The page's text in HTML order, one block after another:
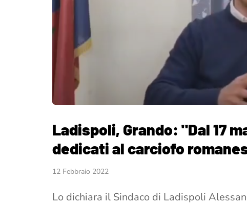
Ladispoli, Grando: "Dal 17
dedicati al carciofo
12 Febbraio 2022
Lo dichiara il Sindaco di Ladispoli